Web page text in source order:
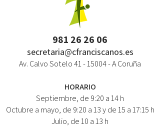
981 26 26 06
secretaria@cfranciscanos.es
Av. Calvo Sotelo41 - 15004- A Coruña
HORARIO
Septiembre, de 9:20 a 14 h
Octubre a mayo, de 9:20 a 13 y de 15 a 17:15 h
Julio, de 10 a 13 h